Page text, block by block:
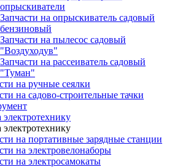
опрыскиватели
Запчасти на опрыскиватель садовый
бензиновый
Запчасти на пылесос садовый
"Воздуходув"
Запчасти на рассеиватель садовый
"Туман"
на ручные сеялки
на садово-строительные тачки
электротехнику
электротехнику
на портативные зарядные станции
на электровелонаборы
на электросамокаты